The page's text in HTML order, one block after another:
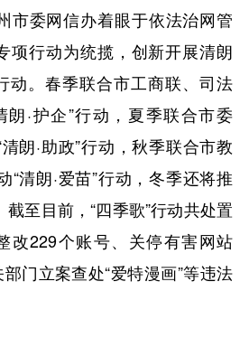
市委网信办着眼于依法治网管
项行动为统揽，创新开展清朗
动。春季联合市工商联、司法
朗·护企”行动，夏季联合市委
朗·助政”行动，秋季联合市教
“清朗·爱苗”行动，冬季还将推
截至目前，“四季歌”行动共处置
改229个账号、关停有害网站
门立案查处“爱特漫画”等违法